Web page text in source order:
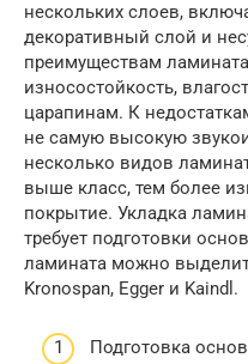
нескольких слоев,
декоративный слой и
преимуществам
износостойкость,
царапинам. К
не самую высокую
несколько видов
выше класс, тем более
покрытие. Укладка
требует подготовки
ламината можно
Kronospan, Egger и Kaindl.
Подготовка